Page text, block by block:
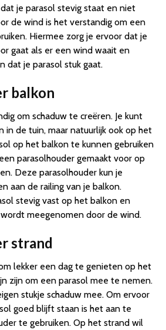
je parasol stevig staat en niet
de wind is het verstandig om een
Hiermee zorg je ervoor dat je
gaat als er een wind waait en
dat je parasol stuk gaat.
balkon
om schaduw te creëren. Je kunt
in de tuin, maar natuurlijk ook op het
op het balkon te kunnen gebruiken
parasolhouder gemaakt voor op
Deze parasolhouder kun je
aan de railing van je balkon.
stevig vast op het balkon en
meegenomen door de wind.
strand
lekker een dag te genieten op het
zijn om een parasol mee te nemen.
stukje schaduw mee. Om ervoor
goed blijft staan is het aan te
te gebruiken. Op het strand wil